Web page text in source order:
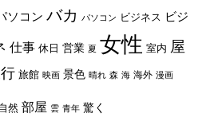
ソコン バカ パソコン ビジネス ビジ
仕事 休日 営業 夏 女性 室内 屋
旅館 映画 景色 晴れ 森 海 海外 漫画
然 部屋 雲 青年 驚く